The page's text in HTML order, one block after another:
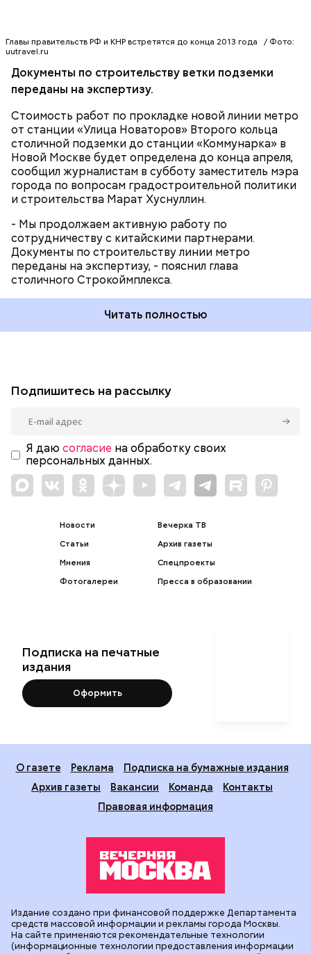
Главы правительств РФ и КНР встретятся до конца 2013 года / Фото:
uutravel.ru
Документы по строительству ветки подземки
переданы на экспертизу.
Стоимость работ по прокладке новой линии метро
от станции «Улица Новаторов» Второго кольца
столичной подземки до станции «Коммунарка» в
Новой Москве будет определена до конца апреля,
сообщил журналистам в субботу заместитель мэра
города по вопросам градостроительной политики
и строительства Марат Хуснуллин.
- Мы продолжаем активную работу по
сотрудничеству с китайскими партнерами.
Документы по строительству линии метро
переданы на экспертизу, - пояснил глава
столичного Строкоймплекса.
участие в проектировании и строительстве этой
ветки московской подземки. Не исключено, по
возьмут на себя московские компании, а из-за
колебания курсов валют китайская сторона
Читать полностью
МЕТРО
Подпишитесь на рассылку
Я даю согласие на обработку своих
персональных данных.
Новости
Статьи
Мнения
Фотогалереи
Вечерка ТВ
Архив газеты
Спецпроекты
Пресса в образовании
Подписка на печатные
издания
Оформить
О газете Реклама
Подписка на бумажные издания
Архив газеты
Вакансии Команда
Контакты
Правовая информация
Издание создано при финансовой поддержке Департамента
средств массовой информации и рекламы города Москвы.
На сайте применяются рекомендательные технологии
(информационные технологии предоставления информации